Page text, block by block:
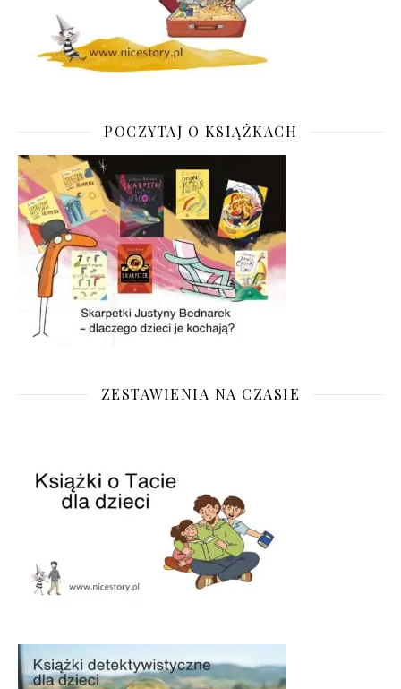
POCZYTAJ O KSIĄŻKACH
ZESTAWIENIA NA CZASIE